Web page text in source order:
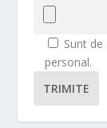
Sunt
personal.
TRIMITE